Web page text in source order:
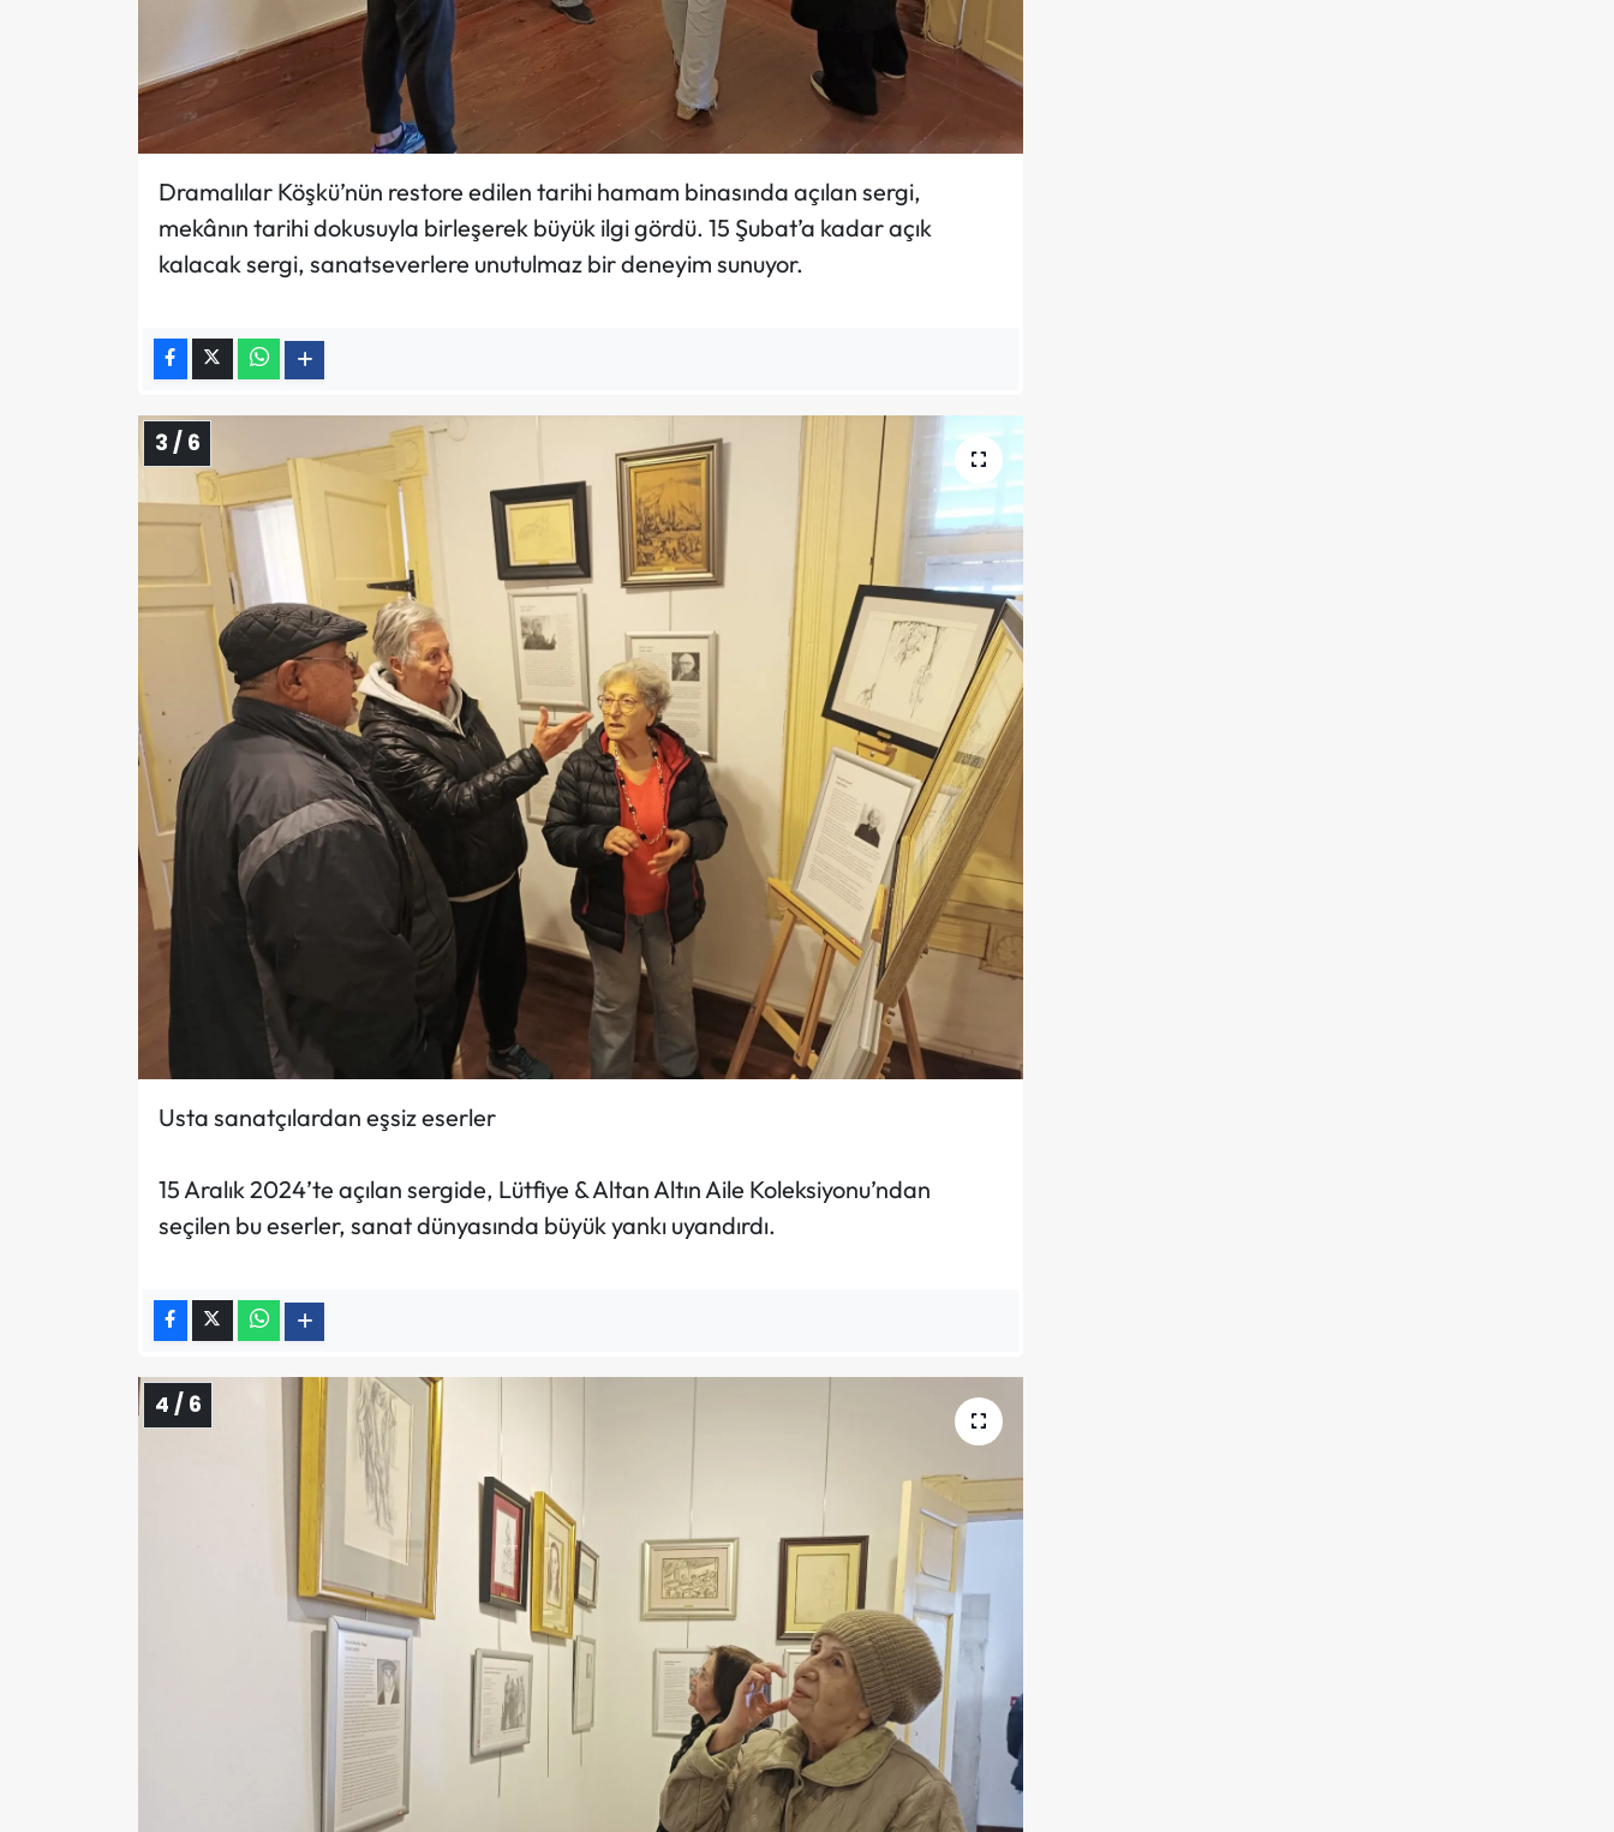
Dramalılar Köşkü’nün restore edilen tarihi hamam binasında açılan sergi,
mekânın tarihi dokusuyla birleşerek büyük ilgi gördü. 15 Şubat’a kadar açık
kalacak sergi, sanatseverlere unutulmaz bir deneyim sunuyor.
3 / 6
​​​​​​​Usta sanatçılardan eşsiz eserler
15 Aralık 2024’te açılan sergide, Lütfiye & Altan Altın Aile Koleksiyonu’ndan
seçilen bu eserler, sanat dünyasında büyük yankı uyandırdı.
4 / 6